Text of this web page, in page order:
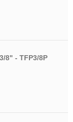
8" - TFP3/8P